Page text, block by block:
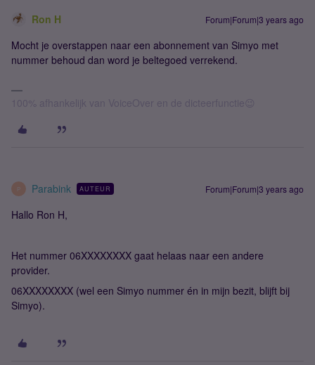
Ron H Forum|Forum|3 years ago
Mocht je overstappen naar een abonnement van Simyo met
nummer behoud dan word je beltegoed verrekend.
100% afhankelijk van VoiceOver en de dicteerfunctie😉
P Parabink AUTEUR Forum|Forum|3 years ago
Hallo Ron H,
Het nummer 06XXXXXXXX gaat helaas naar een andere
provider.
06XXXXXXXX (wel een Simyo nummer én in mijn bezit, blijft bij
Simyo).